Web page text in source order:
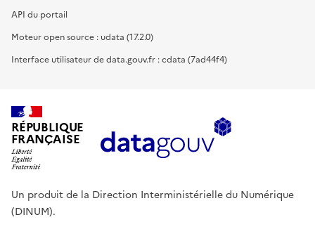
API du portail
Moteur open source : udata (17.2.0)
Interface utilisateur de data.gouv.fr : cdata (7ad44f4)
RÉPUBLIQUE
FRANÇAISE
Un produit de la Direction Interministérielle du Numérique
(DINUM).